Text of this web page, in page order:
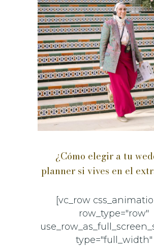
¿Cómo elegir a tu
planner si vives en el
[vc_row
row_type="row"
type="full_width"